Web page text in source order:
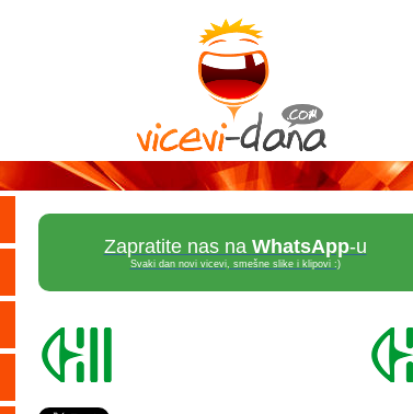
Zapratite nas na WhatsApp-u
Svaki dan novi vicevi, smešne slike i klipovi :)